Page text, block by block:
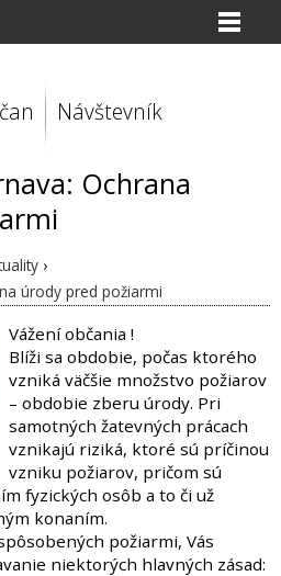
Návštevník
Ochrana
›
úrody pred požiarmi
Vážení občania !
Blíži sa obdobie, počas ktorého
vzniká väčšie množstvo požiarov
– obdobie zberu úrody. Pri
samotných žatevných prácach
vznikajú riziká, ktoré sú príčinou
vzniku požiarov, pričom sú
fyzických osôb a to či už
konaním.
požiarmi, Vás
niektorých hlavných zásad: